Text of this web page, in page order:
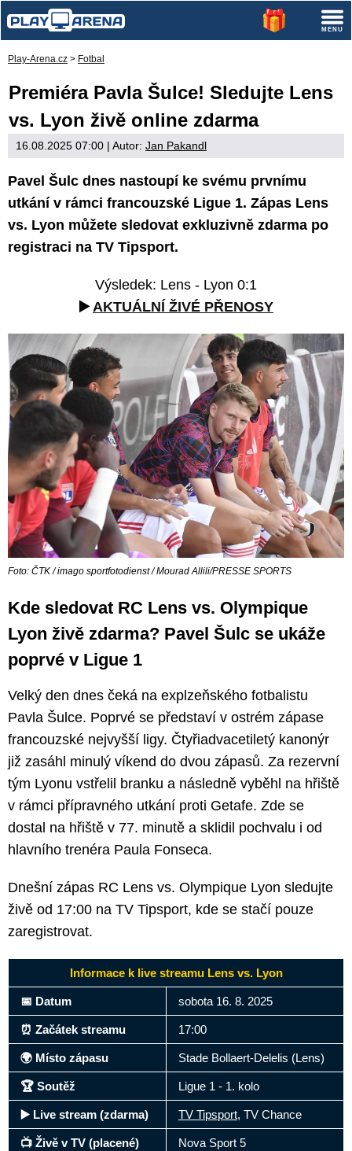
Play-Arena.cz > Fotbal
Premiéra Pavla Šulce! Sledujte Lens
vs. Lyon živě online zdarma
16.08.2025 07:00 | Autor: Jan Pakandl
Pavel Šulc dnes nastoupí ke svému prvnímu
utkání v rámci francouzské Ligue 1. Zápas Lens
vs. Lyon můžete sledovat exkluzivně zdarma po
registraci na TV Tipsport.
Výsledek: Lens - Lyon 0:1
▶️AKTUÁLNÍ ŽIVÉ PŘENOSY
Foto: ČTK / imago sportfotodienst / Mourad Allili/PRESSE SPORTS
Kde sledovat RC Lens vs. Olympique
Lyon živě zdarma? Pavel Šulc se ukáže
poprvé v Ligue 1
Velký den dnes čeká na explzeňského fotbalistu
Pavla Šulce. Poprvé se představí v ostrém zápase
francouzské nejvyšší ligy. Čtyřiadvacetiletý kanonýr
již zasáhl minulý víkend do dvou zápasů. Za rezervní
tým Lyonu vstřelil branku a následně vyběhl na hřiště
v rámci přípravného utkání proti Getafe. Zde se
dostal na hřiště v 77. minutě a sklidil pochvalu i od
hlavního trenéra Paula Fonseca.
Dnešní zápas RC Lens vs. Olympique Lyon sledujte
živě od 17:00 na TV Tipsport, kde se stačí pouze
zaregistrovat.
Informace k live streamu Lens vs. Lyon
📅 Datum sobota 16. 8. 2025
⏰ Začátek streamu 17:00
🌍 Místo zápasu Stade Bollaert-Delelis (Lens)
🏆 Soutěž Ligue 1 - 1. kolo
▶️ Live stream (zdarma) TV Tipsport, TV Chance
📺 Živě v TV (placené) Nova Sport 5